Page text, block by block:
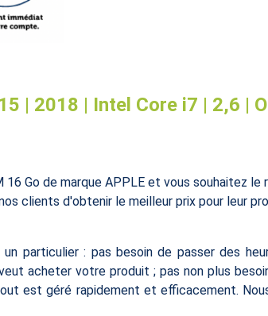
| 2018 | Intel Core i7 | 2,6 |
Go de marque APPLE et vous souhaitez le
clients d'obtenir le meilleur prix pour leur
particulier : pas besoin de passer des
acheter votre produit ; pas non plus
est géré rapidement et efficacement.